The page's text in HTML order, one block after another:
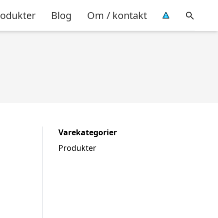
Blog Om / kontakt
Varekategorier
Produkter